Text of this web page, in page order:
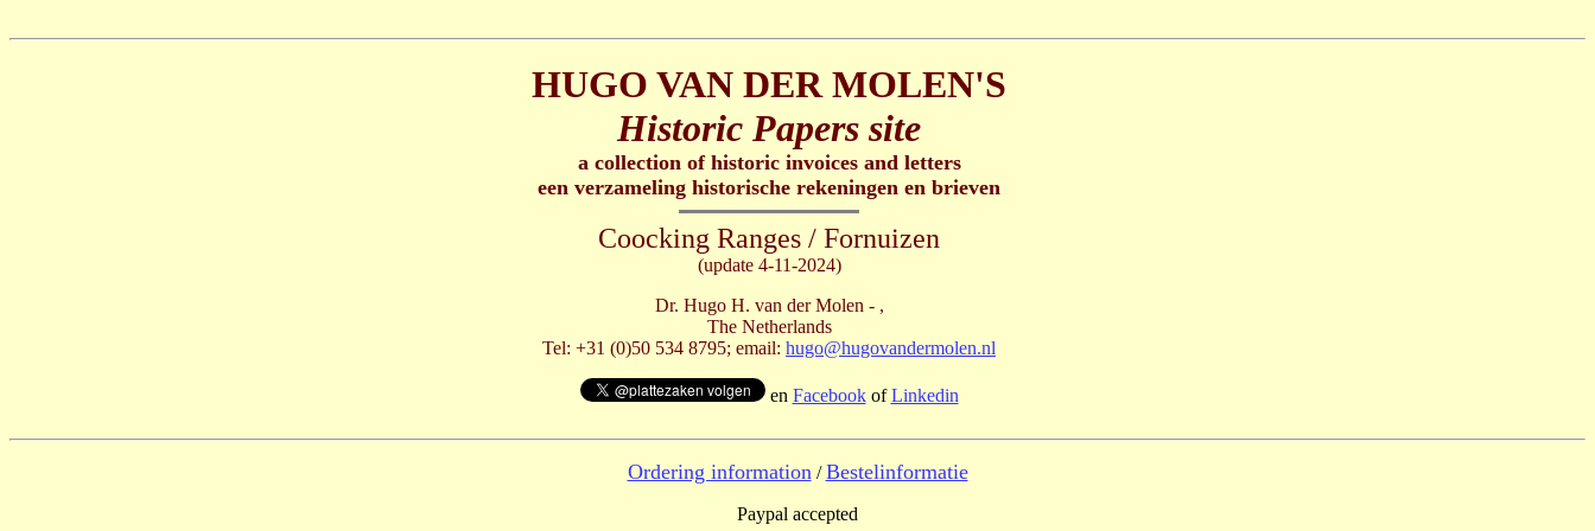
HUGO VAN DER MOLEN'S
Historic Papers site
a collection of historic invoices and letters
een verzameling historische rekeningen en brieven
Coocking Ranges / Fornuizen
(update 4-11-2024)
Dr. Hugo H. van der Molen - ,
The Netherlands
Tel: +31 (0)50 534 8795; email: hugo@hugovandermolen.nl
en FacebookofLinkedin
Ordering information /Bestelinformatie
Paypal accepted